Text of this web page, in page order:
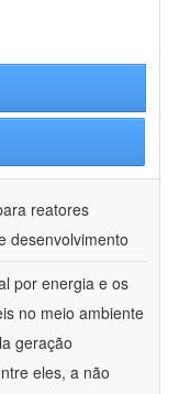
reatores
desenvolvimento
por energia e os
no meio ambiente
geração
eles, a não